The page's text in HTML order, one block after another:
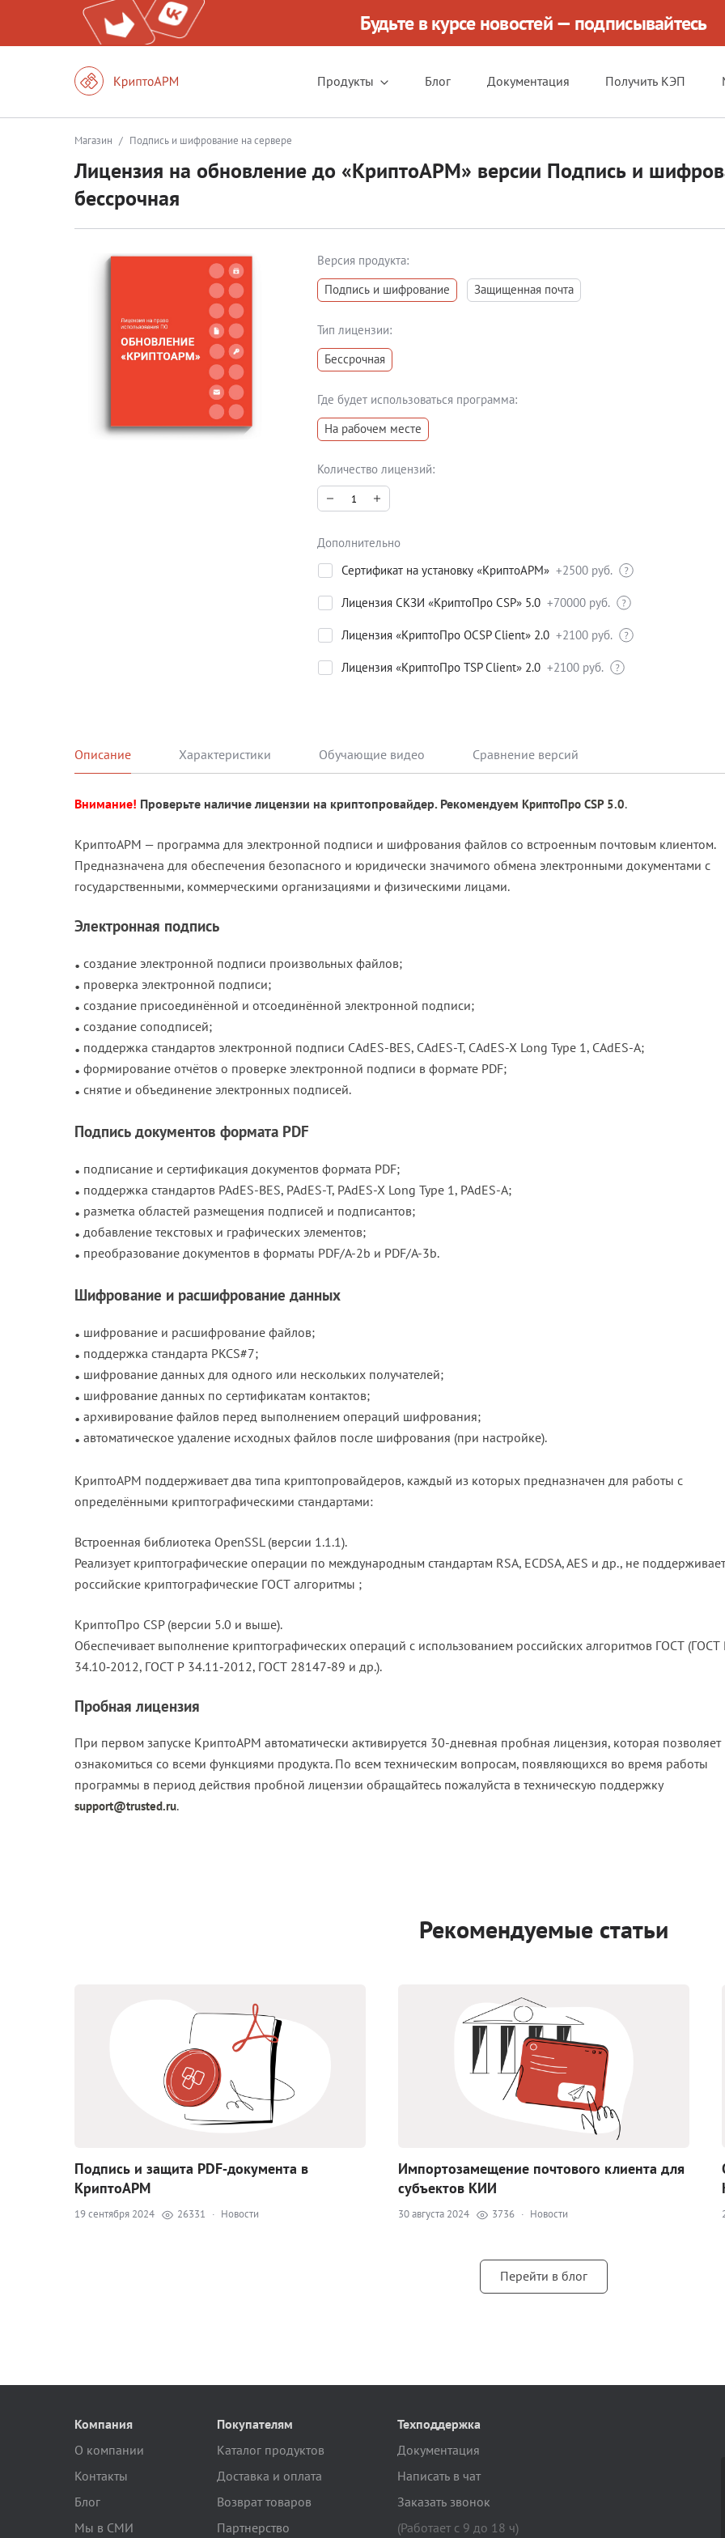
Будьте в курсе новостей — подписывайтесь
Продукты Блог Документация Получить КЭП
Магазин / Подпись и шифрование на сервере
Лицензия на обновление до «КриптоАРМ» версии Подпись и
бессрочная
Версия продукта:
Подпись и шифрование
Защищенная почта
Тип лицензии:
Бессрочная
Где будет использоваться программа:
На рабочем месте
Количество лицензий:
Дополнительно
Сертификат на установку «КриптоАРМ» +2500 руб.
Лицензия СКЗИ «КриптоПро CSP» 5.0 +70000 руб.
Лицензия «КриптоПро OCSP Client» 2.0 +2100 руб.
Лицензия «КриптоПро TSP Client» 2.0 +2100 руб.
Описание Характеристики Обучающие видео Сравнение версий
Внимание! Проверьте наличие лицензии на криптопровайдер. Рекомендуем КриптоПро CSP 5.0.
КриптоАРМ — программа для электронной подписи и шифрования файлов со встроенным почтовым клиентом.
Предназначена для обеспечения безопасного и юридически значимого обмена электронными документами с
государственными, коммерческими организациями и физическими лицами.
Электронная подпись
создание электронной подписи произвольных файлов;
проверка электронной подписи;
создание присоединённой и отсоединённой электронной подписи;
создание соподписей;
поддержка стандартов электронной подписи CAdES-BES, CAdES-T, CAdES-X Long Type 1, CAdES-A;
формирование отчётов о проверке электронной подписи в формате PDF;
снятие и объединение электронных подписей.
Подпись документов формата PDF
подписание и сертификация документов формата PDF;
поддержка стандартов PAdES-BES, PAdES-T, PAdES-X Long Type 1, PAdES-A;
разметка областей размещения подписей и подписантов;
добавление текстовых и графических элементов;
преобразование документов в форматы PDF/A-2b и PDF/A-3b.
Шифрование и расшифрование данных
шифрование и расшифрование файлов;
поддержка стандарта PKCS#7;
шифрование данных для одного или нескольких получателей;
шифрование данных по сертификатам контактов;
архивирование файлов перед выполнением операций шифрования;
автоматическое удаление исходных файлов после шифрования (при настройке).
КриптоАРМ поддерживает два типа криптопровайдеров, каждый из которых предназначен для работы с
определёнными криптографическими стандартами:
Встроенная библиотека OpenSSL (версии 1.1.1).
Реализует криптографические операции по международным стандартам RSA, ECDSA, AES и др., не поддерживает
российские криптографические ГОСТ алгоритмы ;
КриптоПро CSP (версии 5.0 и выше).
Обеспечивает выполнение криптографических операций с использованием российских алгоритмов ГОСТ (ГОСТ
34.10‑2012, ГОСТ Р 34.11‑2012, ГОСТ 28147‑89 и др.).
Пробная лицензия
При первом запуске КриптоАРМ автоматически активируется 30-дневная пробная лицензия, которая позволяет
ознакомиться со всеми функциями продукта. По всем техническим вопросам, появляющихся во время работы
программы в период действия пробной лицензии обращайтесь пожалуйста в техническую поддержку
support@trusted.ru.
Рекомендуемые статьи
Подпись и защита PDF‑документа в
КриптоАРМ
19 сентября 2024 26331 · Новости
Импортозамещение почтового клиента для
субъектов КИИ
30 августа 2024 3736 · Новости
Перейти в блог
Компания
О компании
Контакты
Блог
Мы в СМИ
Покупателям
Каталог продуктов
Доставка и оплата
Возврат товаров
Партнерство
Техподдержка
Документация
Написать в чат
Заказать звонок
(Работает с 9 до 18 ч)